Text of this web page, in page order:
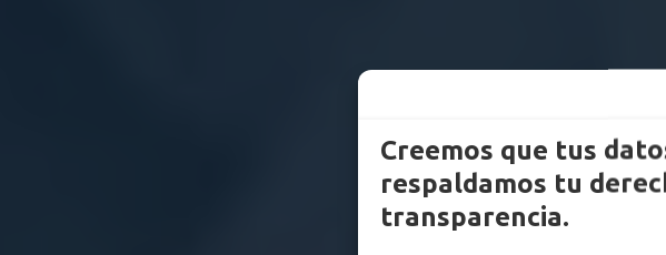
Creemos que tus
respaldamos tu
transparencia.